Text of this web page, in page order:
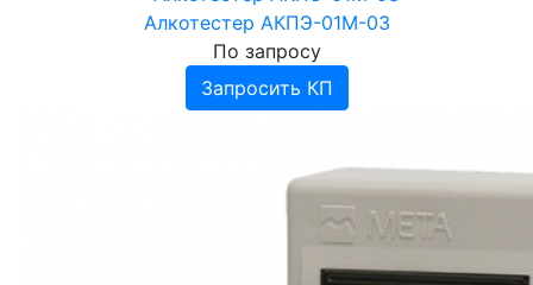
Алкотестер АКПЭ-01М-03
По запросу
Запросить КП